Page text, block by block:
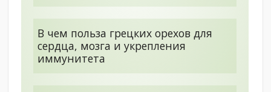
В чем польза грецких орехов для
сердца, мозга и укрепления
иммунитета